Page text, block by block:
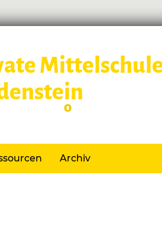
im Schlo
Archiv